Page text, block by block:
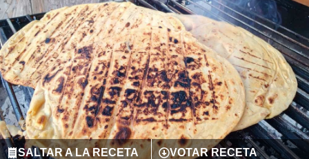
SALTAR A LA RECETA VOTAR RECETA